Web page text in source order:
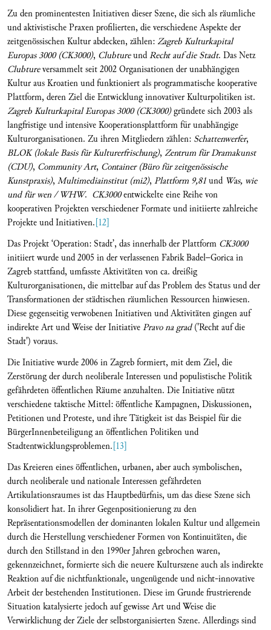
Zu den prominentesten Initiativen dieser Szene, die sich als räumliche
und aktivistische Praxen profilierten, die verschiedene Aspekte der
zeitgenössischen Kultur abdecken, zählen:Zagreb Kulturkapital
Europas 3000 (CK3000), ClubtureundRecht auf die Stadt. Das Netz
Clubtureversammelt seit 2002 Organisationen der unabhängigen
Kultur aus Kroatien und funktioniert als programmatische kooperative
Plattform, deren Ziel die Entwicklung innovativer Kulturpolitiken ist.
Zagreb Kulturkapital Europas 3000 (CK3000)gründete sich 2003 als
langfristige und intensive Kooperationsplattform für unabhängige
Kulturorganisationen. Zu ihren Mitgliedern zählen: Schattenwerfer,
BLOK (lokale Basis für Kulturerfrischung), Zentrum für Dramakunst
(CDU), Community Art, Container (Büro für zeitgenössische
Kunstpraxis), Multimediainstitut (mi2), Plattform 9,81und Was, wie
und für wen / WHW. CK3000entwickelte eine Reihe von
kooperativen Projekten verschiedener Formate und initiierte zahlreiche
Projekte und Initiativen.[12]
Das Projekt ‘Operation: Stadt’, das innerhalb der Plattform CK3000
initiiert wurde und 2005 in der verlassenen Fabrik Badel–Gorica in
Zagreb stattfand, umfasste Aktivitäten von ca. dreißig
Kulturorganisationen, die mittelbar auf das Problem des Status und der
Transformationen der städtischen räumlichen Ressourcen hinwiesen.
Diese gegenseitig verwobenen Initiativen und Aktivitäten gingen auf
indirekte Art und Weise der InitiativePravo na grad('Recht auf die
Stadt') voraus.
Die Initiative wurde 2006 in Zagreb formiert, mit dem Ziel, die
Zerstörung der durch neoliberale Interessen und populistische Politik
gefährdeten öffentlichen Räume anzuhalten. Die Initiative nützt
verschiedene taktische Mittel: öffentliche Kampagnen, Diskussionen,
Petitionen und Proteste, und ihre Tätigkeit ist das Beispiel für die
BürgerInnenbeteiligung an öffentlichen Politiken und
Stadtentwicklungsproblemen.[13]
Das Kreieren eines öffentlichen, urbanen, aber auch symbolischen,
durch neoliberale und nationale Interessen gefährdeten
Artikulationsraumes ist das Hauptbedürfnis, um das diese Szene sich
konsolidiert hat. In ihrer Gegenpositionierung zu den
Repräsentationsmodellen der dominanten lokalen Kultur und allgemein
durch die Herstellung verschiedener Formen von Kontinuitäten, die
durch den Stillstand in den 1990er Jahren gebrochen waren,
gekennzeichnet, formierte sich die neuere Kulturszene auch als indirekte
Reaktion auf die nichtfunktionale, ungenügende und nicht-innovative
Arbeit der bestehenden Institutionen. Diese im Grunde frustrierende
Situation katalysierte jedoch auf gewisse Art und Weise die
Verwirklichung der Ziele der selbstorganisierten Szene. Allerdings sind